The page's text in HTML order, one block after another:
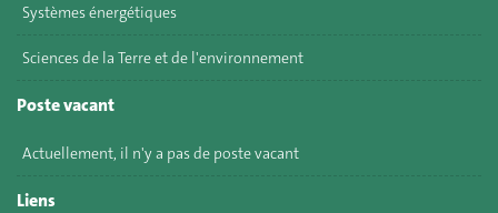
Systèmes énergétiques
Sciences de la Terre et de l'environnement
Poste vacant
Actuellement, il n'y a pas de poste vacant
Liens